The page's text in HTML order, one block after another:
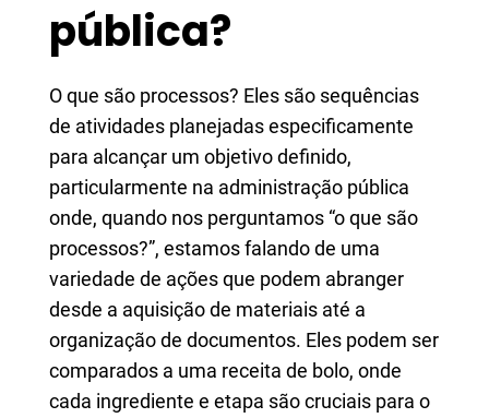
pública?
O que são processos? Eles são sequências
de atividades planejadas especificamente
para alcançar um objetivo definido,
particularmente na administração pública
onde, quando nos perguntamos “o que são
processos?”, estamos falando de uma
variedade de ações que podem abranger
desde a aquisição de materiais até a
organização de documentos. Eles podem ser
comparados a uma receita de bolo, onde
cada ingrediente e etapa são cruciais para o